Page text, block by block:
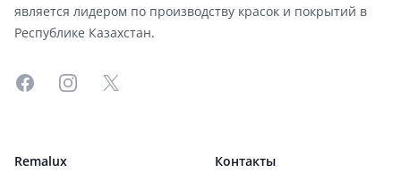
является лидером по производству красок и покрытий в
Республике Казахстан.
FacebookInstagram
X
Remalux Контакты